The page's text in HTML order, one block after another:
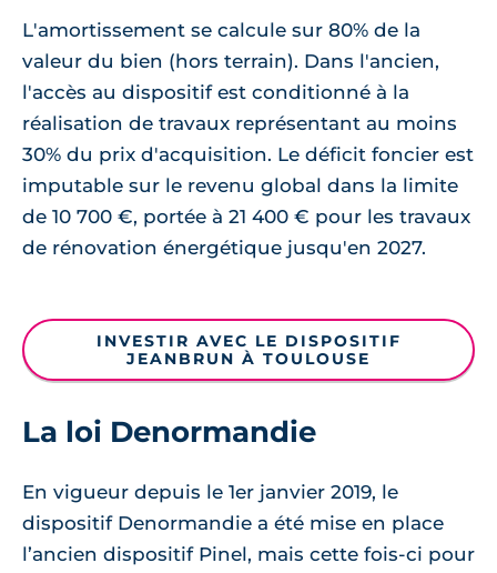
L'amortissement se calcule sur 80% de la
valeur du bien (hors terrain). Dans l'ancien,
l'accès au dispositif est conditionné à la
réalisation de travaux représentant au moins
30% du prix d'acquisition. Le déficit foncier est
imputable sur le revenu global dans la limite
de 10 700 €, portée à 21 400 € pour les travaux
de rénovation énergétique jusqu'en 2027.
INVESTIR AVEC LE DISPOSITIF
JEANBRUN À TOULOUSE
La loi Denormandie
En vigueur depuis le 1er janvier 2019, le
dispositif Denormandie a été mise en place
l’ancien dispositif Pinel, mais cette fois-ci pour